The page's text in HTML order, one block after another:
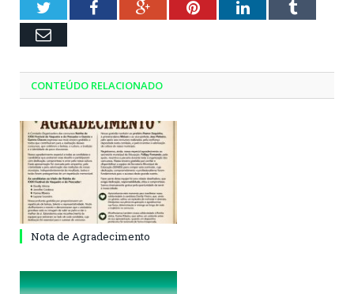
TwitterFacebookGoogle+PinterestLinkedInTumblr
Email
CONTEÚDO RELACIONADO
Nota de Agradecimento